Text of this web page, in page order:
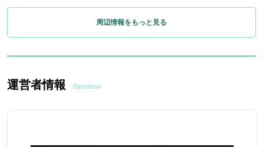
周辺情報をもっと見る
運営者情報 Operation